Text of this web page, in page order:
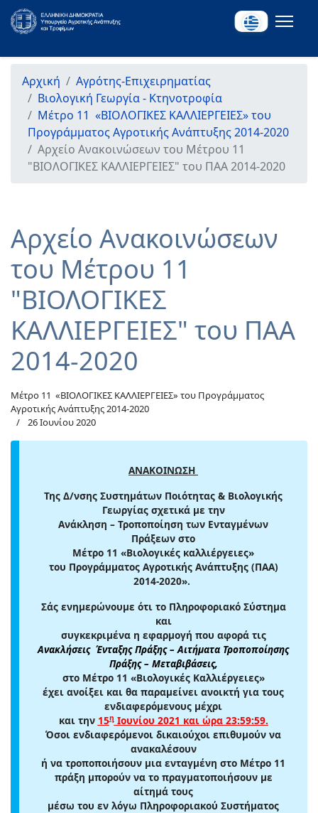
Αρχική
Αγρότης-Επιχειρηματίας
Βιολογική Γεωργία - Κτηνοτροφία
Μέτρο 11 «ΒΙΟΛΟΓΙΚΕΣ ΚΑΛΛΙΕΡΓΕΙΕΣ» του
Προγράμματος Αγροτικής Ανάπτυξης 2014-2020
Αρχείο Ανακοινώσεων του Μέτρου 11
"ΒΙΟΛΟΓΙΚΕΣ ΚΑΛΛΙΕΡΓΕΙΕΣ" του ΠΑΑ 2014-2020
Αρχείο Ανακοινώσεων
του Μέτρου 11
"ΒΙΟΛΟΓΙΚΕΣ
ΚΑΛΛΙΕΡΓΕΙΕΣ" του ΠΑΑ
2014-2020
Μέτρο 11 «ΒΙΟΛΟΓΙΚΕΣ ΚΑΛΛΙΕΡΓΕΙΕΣ» του Προγράμματος
Αγροτικής Ανάπτυξης 2014-2020
26 Ιουνίου 2020
ΑΝΑΚΟΙΝΩΣΗ
Της Δ/νσης Συστημάτων Ποιότητας & Βιολογικής
Γεωργίας σχετικά με την
Ανάκληση – Τροποποίηση των Ενταγμένων
Πράξεων στο
Μέτρο 11 «Βιολογικές καλλιέργειες»
του Προγράμματος Αγροτικής Ανάπτυξης (ΠΑΑ)
2014-2020».
Σάς ενημερώνουμε ότι το Πληροφοριακό Σύστημα
και
συγκεκριμένα η εφαρμογή που αφορά τις
Ανακλήσεις Ένταξης Πράξης – Αιτήματα Τροποποίησης
Πράξης – Μεταβιβάσεις,
στο Μέτρο 11 «Βιολογικές Καλλιέργειες»
έχει ανοίξει και θα παραμείνει ανοικτή για τους
ενδιαφερόμενους μέχρι
και την 15ηΙουνίου 2021 και ώρα 23:59:59.
Όσοι ενδιαφερόμενοι δικαιούχοι επιθυμούν να
ανακαλέσουν
ή να τροποποιήσουν μια ενταγμένη στο Μέτρο 11
πράξη μπορούν να το πραγματοποιήσουν με
αίτημά τους
μέσω του εν λόγω Πληροφοριακού Συστήματος